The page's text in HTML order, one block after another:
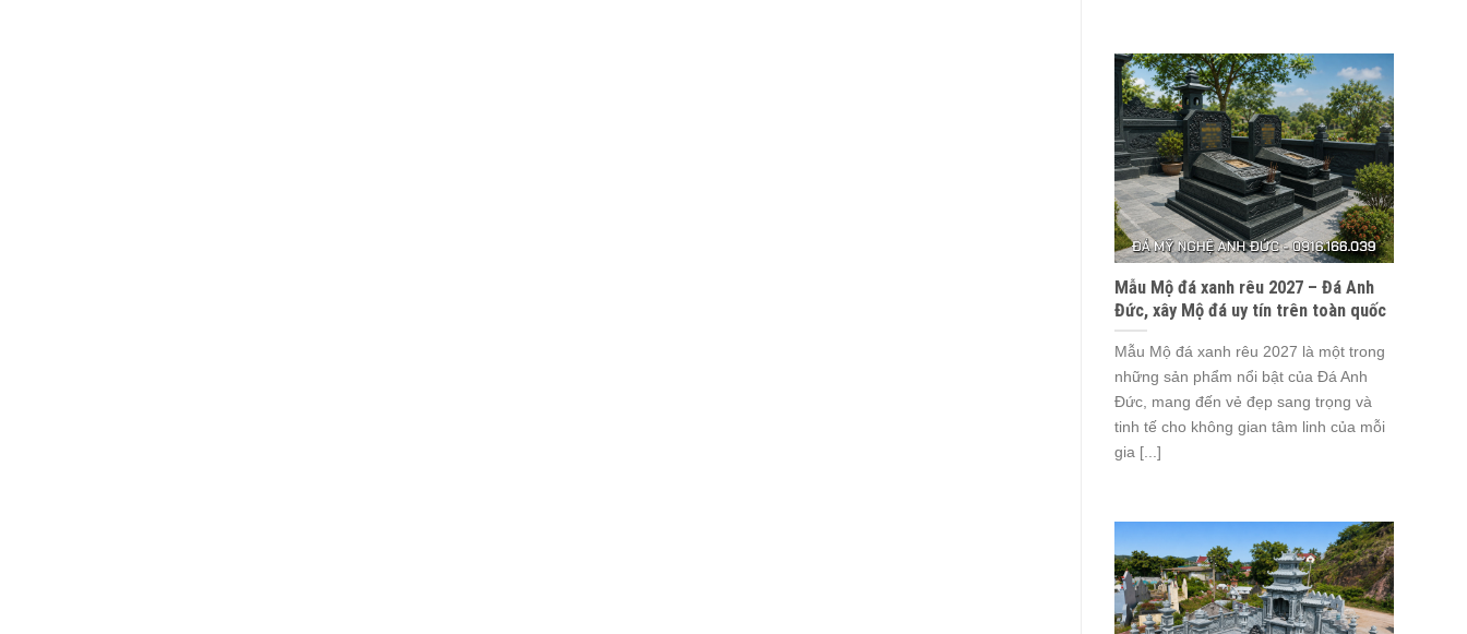
Mẫu Mộ đá xanh rêu 2027 – Đá Anh
Đức, xây Mộ đá uy tín trên toàn quốc
Mẫu Mộ đá xanh rêu 2027 là một trong
những sản phẩm nổi bật của Đá Anh
Đức, mang đến vẻ đẹp sang trọng và
tinh tế cho không gian tâm linh của mỗi
gia [...]